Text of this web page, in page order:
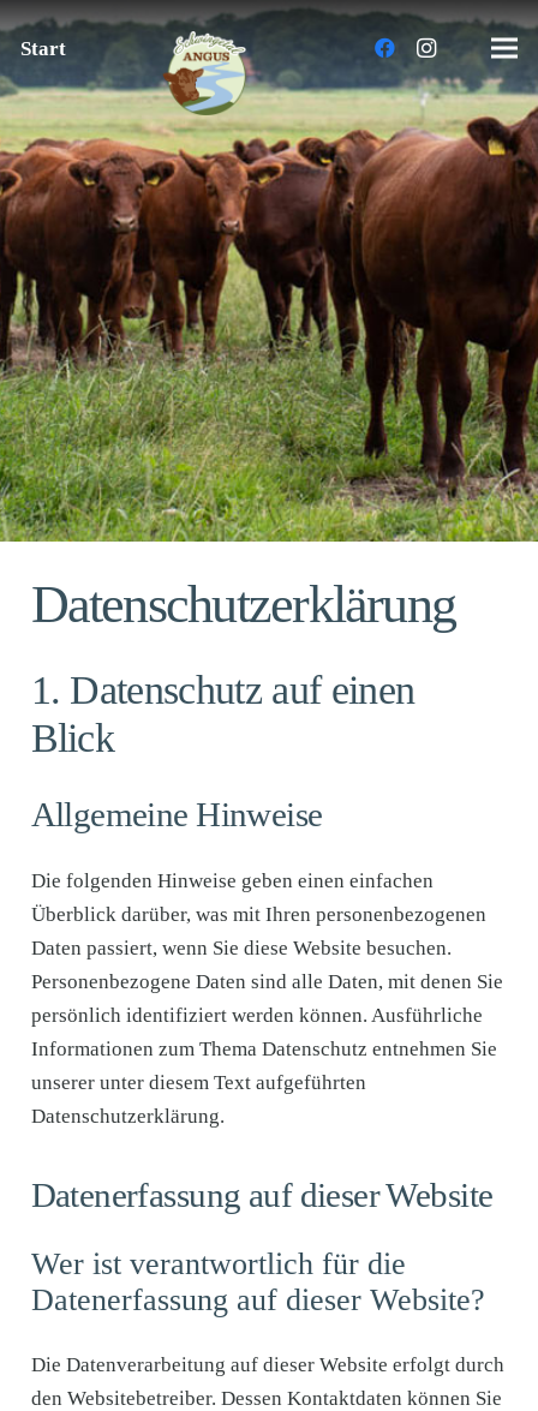
Start
Datenschutz­erklärung
1. Datenschutz auf einen
Blick
Allgemeine Hinweise
Die folgenden Hinweise geben einen einfachen
Überblick darüber, was mit Ihren personenbezogenen
Daten passiert, wenn Sie diese Website besuchen.
Personenbezogene Daten sind alle Daten, mit denen Sie
persönlich identifiziert werden können. Ausführliche
Informationen zum Thema Datenschutz entnehmen Sie
unserer unter diesem Text aufgeführten
Datenschutzerklärung.
Datenerfassung auf dieser Website
Wer ist verantwortlich für die
Datenerfassung auf dieser Website?
Die Datenverarbeitung auf dieser Website erfolgt durch
den Websitebetreiber. Dessen Kontaktdaten können Sie